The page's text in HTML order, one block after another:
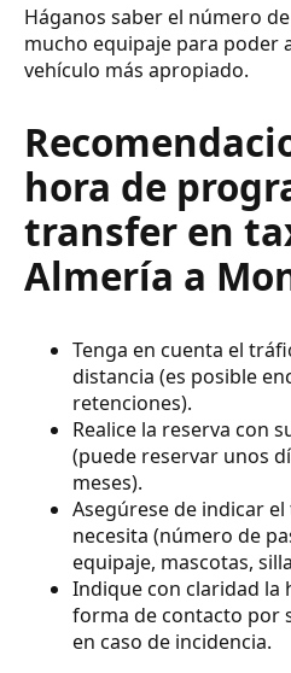
Háganos saber el número
mucho equipaje para poder
vehículo más apropiado.
hora de
transfer en
Almería a
Tenga en cuenta el
distancia (es posible
retenciones).
Realice la reserva con
(puede reservar unos
meses).
Asegúrese de indicar
necesita (número de
equipaje, mascotas,
Indique con claridad la
forma de contacto por
en caso de incidencia.